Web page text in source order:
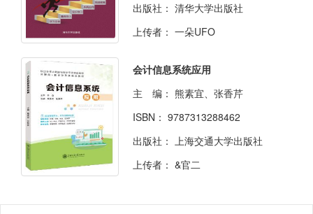
出版社： 清华大学出版社
上传者： 一朵UFO
会计信息系统应用
主 编： 熊素宜、张香芹
ISBN： 9787313288462
出版社： 上海交通大学出版社
上传者： &官二